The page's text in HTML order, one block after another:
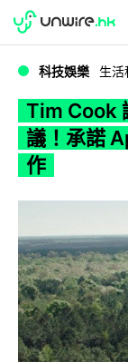
WWDC 2026
科技娛樂 生活
Tim Cook
議！承諾
作